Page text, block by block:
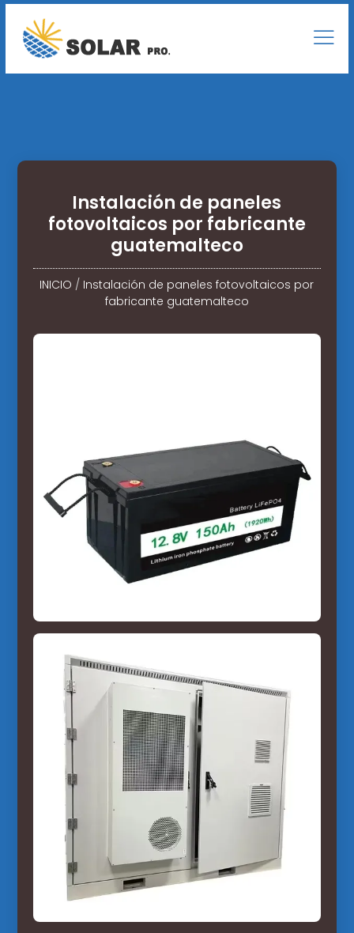
Instalación de paneles
fotovoltaicos por fabricante
guatemalteco
INICIO / Instalación de paneles fotovoltaicos por
fabricante guatemalteco